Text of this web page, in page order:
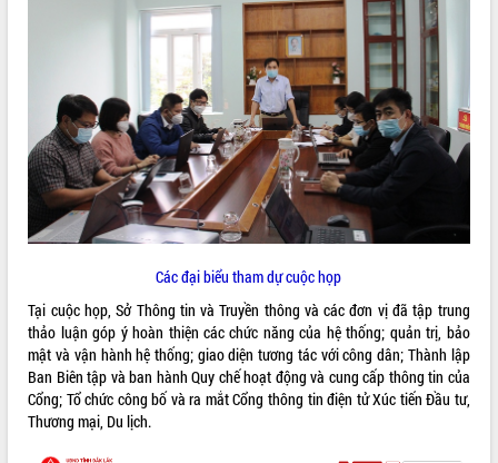
THÔNG TIN CHỈ ĐẠO ĐIỀU HÀNH
VĂN BẢN HĐND TỈNH
ĐIỂM TIN VĂN BẢN
QUY HOẠCH - KẾ HOẠCH
Các đại biểu tham dự cuộc họp
Tại cuộc họp, Sở Thông tin và Truyền thông và các đơn vị đã tập trung
thảo luận góp ý hoàn thiện các chức năng của hệ thống; quản trị, bảo
mật và vận hành hệ thống; giao diện tương tác với công dân; Thành lập
Ban Biên tập và ban hành Quy chế hoạt động và cung cấp thông tin của
Cổng; Tổ chức công bố và ra mắt Cổng thông tin điện tử Xúc tiến Đầu tư,
Thương mại, Du lịch.